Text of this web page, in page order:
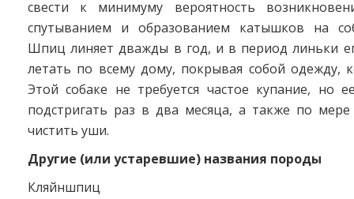
свести к минимуму вероятность
спутыванием и образованием катышков на
Шпиц линяет дважды в год, и в период линьки
летать по всему дому, покрывая собой одежду,
Этой собаке не требуется частое купание, но
подстригать раз в два месяца, а также по мере
чистить уши.
Другие (или устаревшие) названия породы
Кляйншпиц